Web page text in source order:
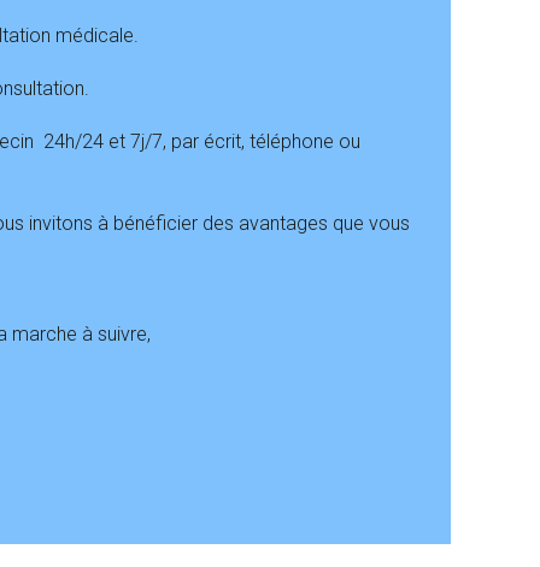
médicale.
24h/24 et 7j/7, par écrit, téléphone ou
invitons à bénéficier des avantages que vous
marche à suivre,